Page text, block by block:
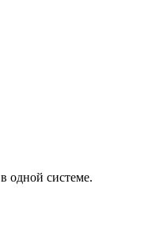
одной системе.